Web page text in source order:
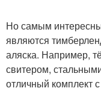
Но самым
являются
аляска. Например,
свитером,
отличный комплект